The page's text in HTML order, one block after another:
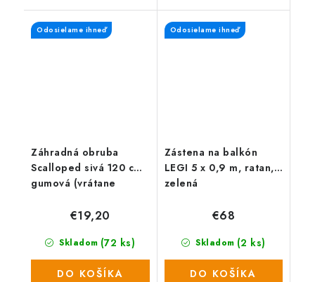
plot a zaistí súkromie po
celý rok. Zástena má
obojstrannú UV...
plot a zaistí súkromie po
celý rok. Zástena má
Záhradná obruba
Scalloped sivá 120 cm,
gumová (vrátane
Odosielame ihneď
Skladom (72 ks)
€19,20
DO KOŠÍKA
Zástena na balkón
LEGI 5 x 0,9 m, ratan,
zelená
Odosielame ihneď
Skladom (2 ks)
€68
DO KOŠÍKA